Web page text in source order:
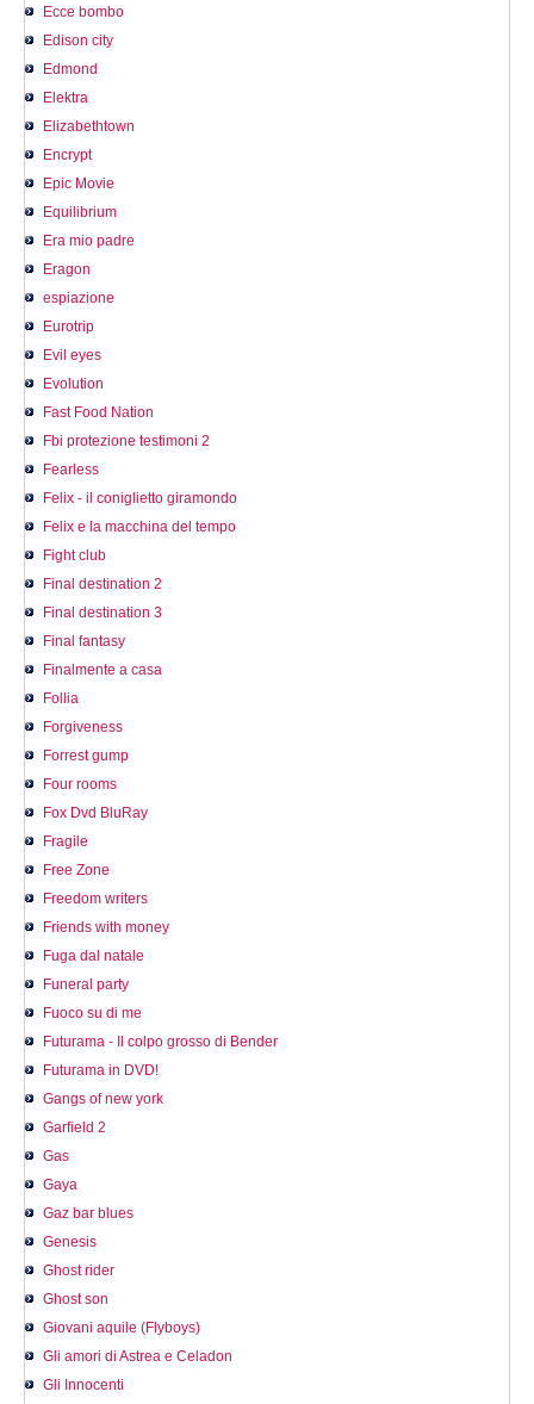
Ecce bombo
Edison city
Edmond
Elektra
Elizabethtown
Encrypt
Epic Movie
Equilibrium
Era mio padre
Eragon
espiazione
Eurotrip
Evil eyes
Evolution
Fast Food Nation
Fbi protezione testimoni 2
Fearless
Felix - il coniglietto giramondo
Felix e la macchina del tempo
Fight club
Final destination 2
Final destination 3
Final fantasy
Finalmente a casa
Follia
Forgiveness
Forrest gump
Four rooms
Fox Dvd BluRay
Fragile
Free Zone
Freedom writers
Friends with money
Fuga dal natale
Funeral party
Fuoco su di me
Futurama - Il colpo grosso di Bender
Futurama in DVD!
Gangs of new york
Garfield 2
Gas
Gaya
Gaz bar blues
Genesis
Ghost rider
Ghost son
Giovani aquile (Flyboys)
Gli amori di Astrea e Celadon
Gli Innocenti